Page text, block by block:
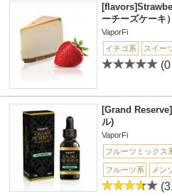
ーチーズケーキ）
VaporFi
イチゴ系
スイー
[Grand
ル)
VaporFi
フルーツミックス
フルーツ系 メン